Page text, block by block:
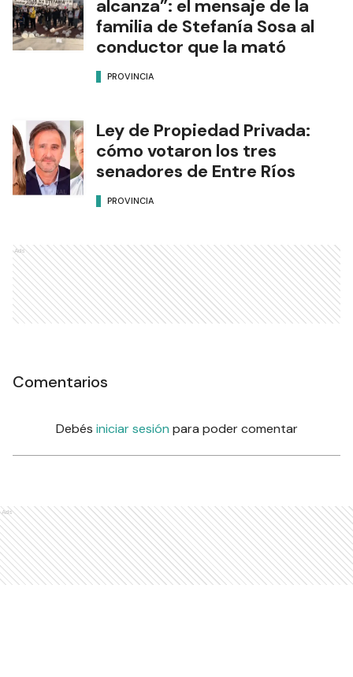
alcanza”: el mensaje de la
familia de Stefanía Sosa al
conductor que la mató
PROVINCIA
Ley de Propiedad Privada:
cómo votaron los tres
senadores de Entre Ríos
PROVINCIA
Ads
Comentarios
Debés iniciar sesión para poder comentar
Ads